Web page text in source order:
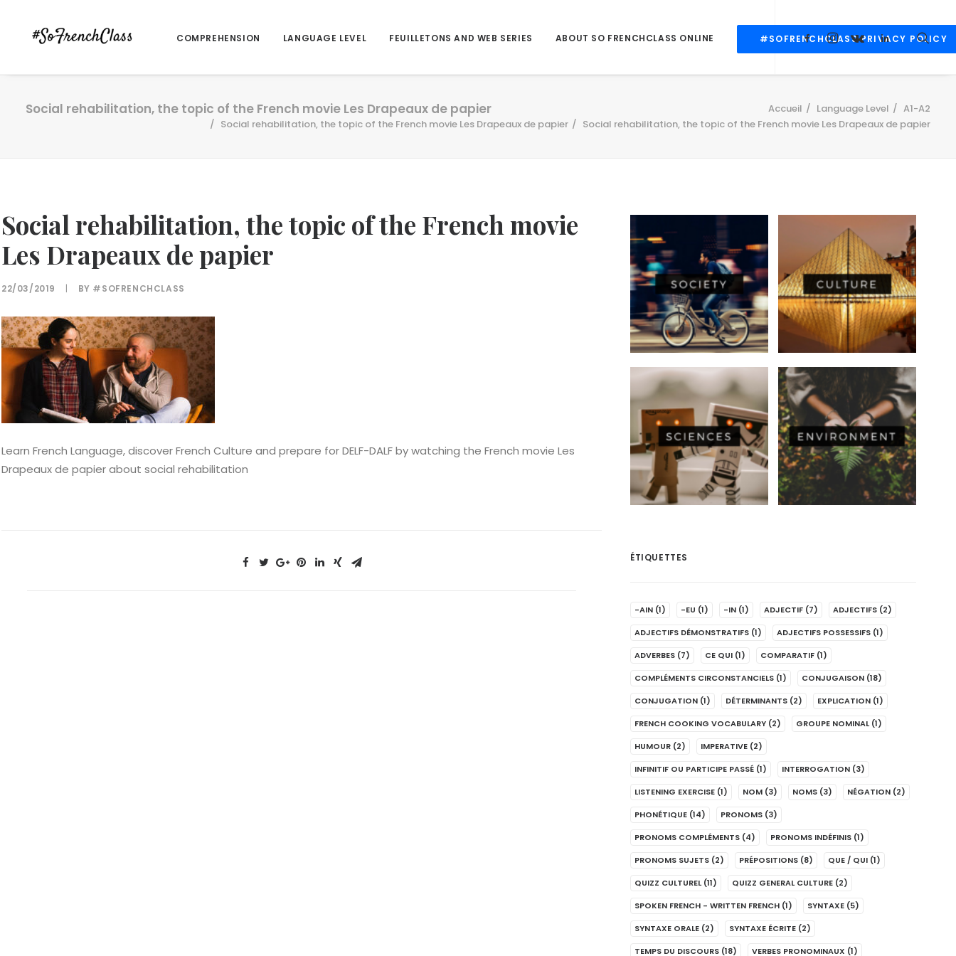
COMPREHENSION LANGUAGE LEVEL FEUILLETONS AND WEB SERIES ABOUT SO FRENCHCLASS ONLINE #SOFRENCHCLASS PRIVACY POLICY
Social rehabilitation, the topic of the French movie Les Drapeaux de papier Accueil Language Level
A1-A2
Social rehabilitation, the topic of the French movie Les Drapeaux de papier
Social rehabilitation, the topic of the French movie Les Drapeaux de papier
Social rehabilitation, the topic of the French movie
Les Drapeaux de papier
22/03/2019 | BY #SOFRENCHCLASS
Learn French Language, discover French Culture and prepare for DELF-DALF by watching the French movie Les
Drapeaux de papier about social rehabilitation
ÉTIQUETTES
-AIN (1) -EU (1) -IN (1) ADJECTIF (7) ADJECTIFS (2)
ADJECTIFS DÉMONSTRATIFS (1) ADJECTIFS POSSESSIFS (1)
ADVERBES (7) CE QUI (1) COMPARATIF (1)
COMPLÉMENTS CIRCONSTANCIELS (1) CONJUGAISON (18)
CONJUGATION (1) DÉTERMINANTS (2) EXPLICATION (1)
FRENCH COOKING VOCABULARY (2) GROUPE NOMINAL (1)
HUMOUR (2) IMPERATIVE (2)
INFINITIF OU PARTICIPE PASSÉ (1) INTERROGATION (3)
LISTENING EXERCISE (1) NOM (3) NOMS (3) NÉGATION (2)
PHONÉTIQUE (14) PRONOMS (3)
PRONOMS COMPLÉMENTS (4) PRONOMS INDÉFINIS (1)
PRONOMS SUJETS (2) PRÉPOSITIONS (8) QUE / QUI (1)
QUIZZ CULTUREL (11) QUIZZ GENERAL CULTURE (2)
SPOKEN FRENCH - WRITTEN FRENCH (1) SYNTAXE (5)
SYNTAXE ORALE (2) SYNTAXE ÉCRITE (2)
TEMPS DU DISCOURS (18) VERBES PRONOMINAUX (1)